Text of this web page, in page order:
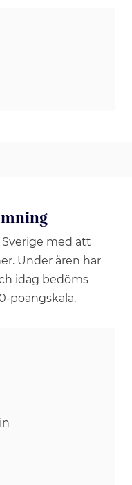
med att
Under åren har
idag bedöms
poängskala.